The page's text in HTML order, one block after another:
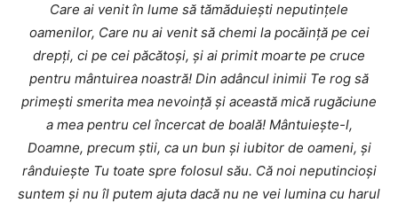
Care ai venit în lume să tămăduieşti neputinţele
oamenilor, Care nu ai venit să chemi la pocăinţă pe cei
drepţi, ci pe cei păcătoşi, şi ai primit moarte pe cruce
pentru mântuirea noastră! Din adâncul inimii Te rog să
primeşti smerita mea nevoinţă şi această mică rugăciune
a mea pentru cel încercat de boală! Mântuieşte-l,
Doamne, precum ştii, ca un bun şi iubitor de oameni, şi
rânduieşte Tu toate spre folosul său. Că noi neputincioşi
suntem şi nu îl putem ajuta dacă nu ne vei lumina cu harul